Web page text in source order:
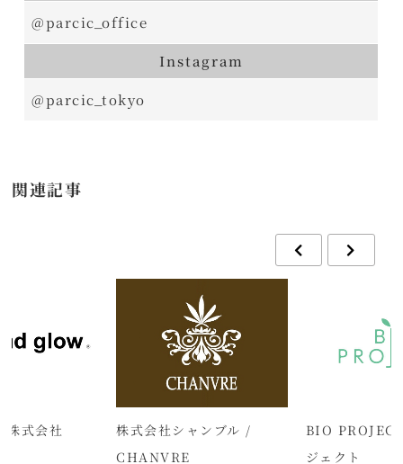
@parcic_office
Instagram
@parcic_tokyo
関連記事
式会社
株式会社シャンブル /
CHANVRE
BIO
ジェクト